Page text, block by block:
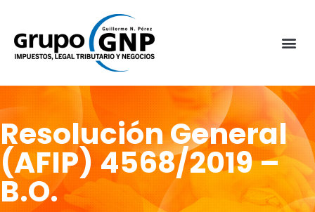
Resolución General
(AFIP) 4568/2019 –
B.O.